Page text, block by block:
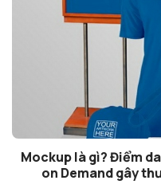
Mockup là gì? Điểm
on Demand gây